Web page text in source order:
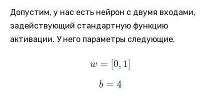
Допустим, у нас есть нейрон с двумя входами,
задействующий стандартную функцию
активации. У него параметры следующие.